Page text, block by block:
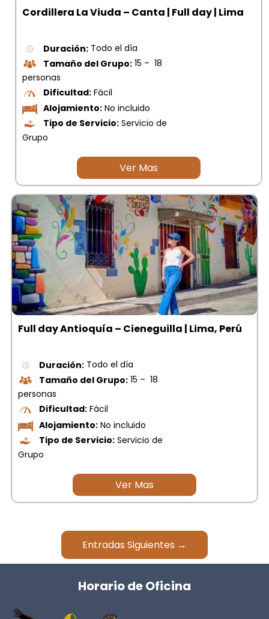
Cordillera La Viuda – Canta | Full day | Lima
Duración: Todo el día
Tamaño del Grupo: 15 – 18
personas
Dificultad: Fácil
Alojamiento: No incluido
Tipo de Servicio: Servicio de
Grupo
Ver Mas
Full day Antioquía – Cieneguilla | Lima, Perú
Duración: Todo el día
Tamaño del Grupo: 15 – 18
personas
Dificultad: Fácil
Alojamiento: No incluido
Tipo de Servicio: Servicio de
Grupo
Ver Mas
Entradas Siguientes →
Horario de Oficina